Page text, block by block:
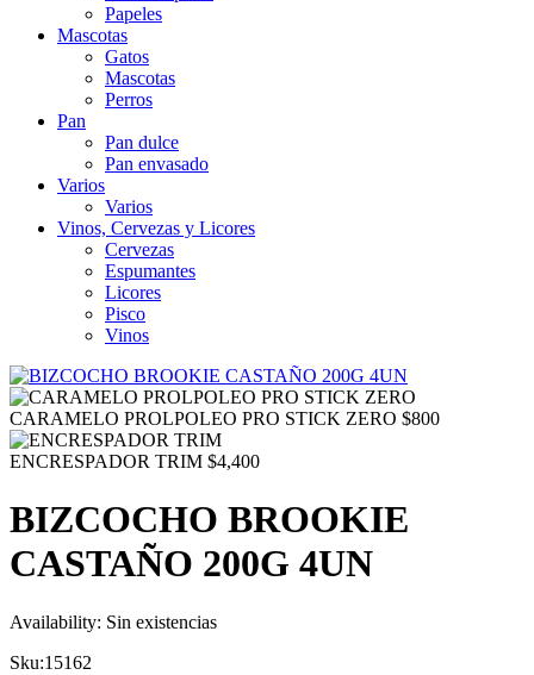
Papeles
Mascotas
Gatos
Mascotas
Perros
Pan
Pan dulce
Pan envasado
Varios
Varios
Vinos, Cervezas y Licores
Cervezas
Espumantes
Licores
Pisco
Vinos
CARAMELO PROLPOLEO PRO STICK ZERO $800
ENCRESPADOR TRIM $4,400
BIZCOCHO BROOKIE
CASTAÑO 200G 4UN
Availability: Sin existencias
Sku:15162